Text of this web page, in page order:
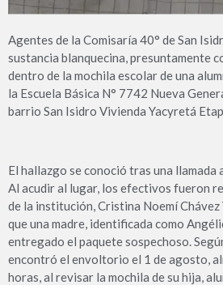
Agentes de la Comisaría 40° de San
sustancia blanquecina, presuntamente
dentro de la mochila escolar de una
la Escuela Básica N° 7742 Nueva
barrio San Isidro Vivienda Yacyretá
El hallazgo se conoció tras una llamada
Al acudir al lugar, los efectivos fueron
de la institución, Cristina Noemí
que una madre, identificada como
entregado el paquete sospechoso.
encontró el envoltorio el 1 de agosto,
horas, al revisar la mochila de su hija,